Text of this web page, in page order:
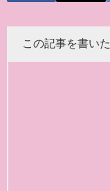
この記事を書いた